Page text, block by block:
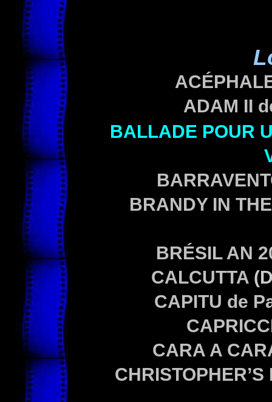
ADAM II
BALLADE POUR
BRANDY IN
BRÉSIL AN
CALCUTTA
CAPITU de
CARA A